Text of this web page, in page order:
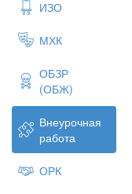
ИЗО
МХК
ОБЗР
(ОБЖ)
Внеурочная
работа
ОРК